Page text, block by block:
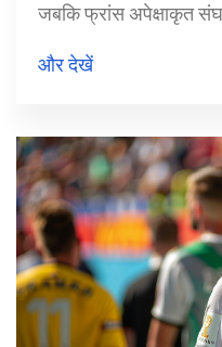
जबकि फ्रांस अपेक्षाकृत
सामना करेगा।
और देखें